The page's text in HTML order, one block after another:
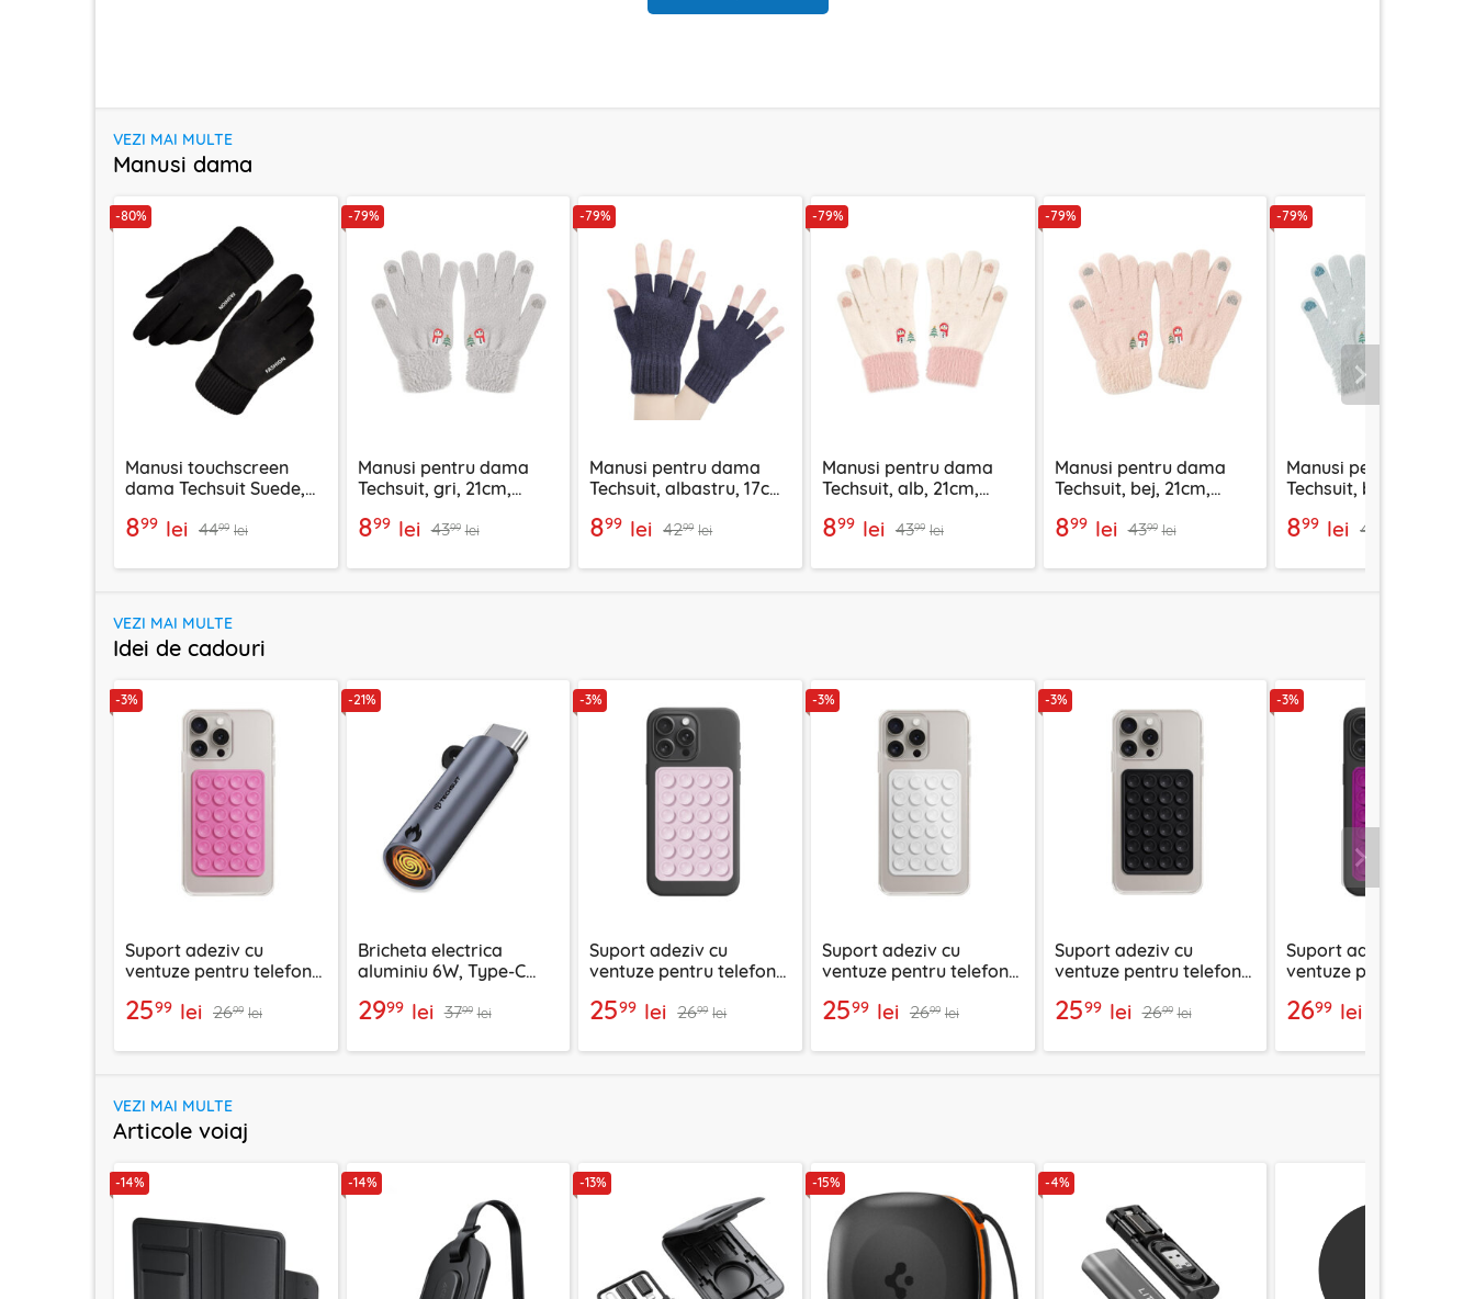
VEZI MAI MULTE
Manusi dama
-80%
Manusi touchscreen
dama Techsuit Suede,
ST0010
899 lei 4499 lei
-79%
Manusi pentru dama
Techsuit, gri, 21cm,
899 lei 4399 lei
-79%
Manusi pentru dama
Techsuit, albastru, 17cm,
899 lei 4299 lei
-79%
Manusi pentru dama
Techsuit, alb, 21cm,
899 lei 4399 lei
-79%
Manusi pentru dama
Techsuit, bej, 21cm,
899 lei 4399 lei
-79%
Manusi pentru dama
Techsuit, bleu, 21cm,
899 lei 43
VEZI MAI MULTE
Idei de cadouri
-3%
Suport adeziv cu
ventuze pentru telefon
2599 lei 2699 lei
-21%
Bricheta electrica
aluminiu 6W, Type-C
gri
2999 lei 3799 lei
-3%
Suport adeziv cu
ventuze pentru telefon
2599 lei 2699 lei
-3%
Suport adeziv cu
ventuze pentru telefon
2599 lei 2699 lei
-3%
Suport adeziv cu
ventuze pentru telefon
2599 lei 2699 lei
-3%
Suport adeziv cu
ventuze pentru telefon
2699 lei
VEZI MAI MULTE
Articole voiaj
-14% -14% -13% -15% -4%